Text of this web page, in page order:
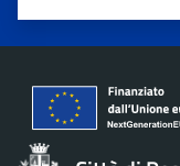
Valuta
Valuta 3
Valuta 2 stelle
Valuta 1 stelle su 5